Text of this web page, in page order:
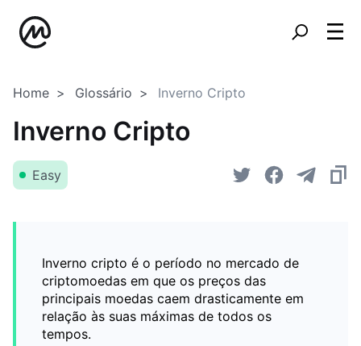
Home Glossário Inverno Cripto
Inverno Cripto
Easy
Inverno cripto é o período no mercado de
criptomoedas em que os preços das
principais moedas caem drasticamente em
relação às suas máximas de todos os
tempos.